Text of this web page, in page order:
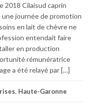
2018 Cilaisud caprin
journée de promotion
en lait de chèvre ne
entendait faire
en production
rémunératrice
a été relayé par […]
, Haute-Garonne